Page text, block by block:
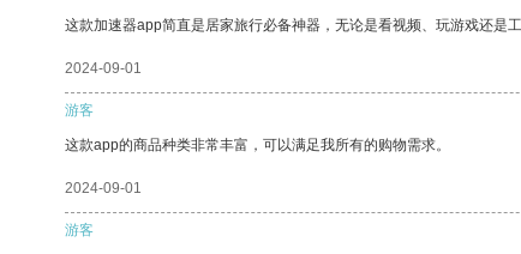
这款加速器app简直是居家旅行必备神器，无论是看视频、玩游戏还是
2024-09-01
游客
这款app的商品种类非常丰富，可以满足我所有的购物需求。
2024-09-01
游客